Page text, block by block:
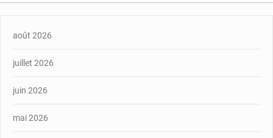
août 2026
juillet 2026
juin 2026
mai 2026